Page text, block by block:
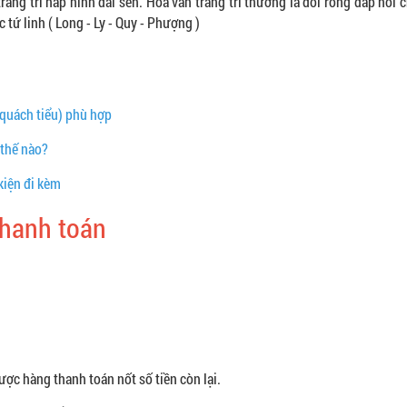
linh ( Long - Ly - Quy - Phượng )
tiểu) phù hợp
nào?
đi kèm
toán
hàng thanh toán nốt số tiền còn lại.